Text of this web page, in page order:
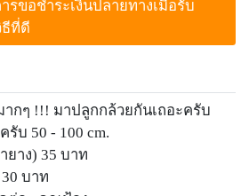
รขอชำระเงินปลายทางเมื่อรับ
ที่ดี
กๆ !!! มาปลูกกล้วยกันเถอะครับ
บ 50 - 100 cm.
าง) 35 บาท
บาท